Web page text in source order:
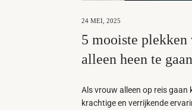
24 MEI, 2025
5 mooiste
alleen heen te gaan
Als vrouw alleen op reis gaan
krachtige en verrijkende